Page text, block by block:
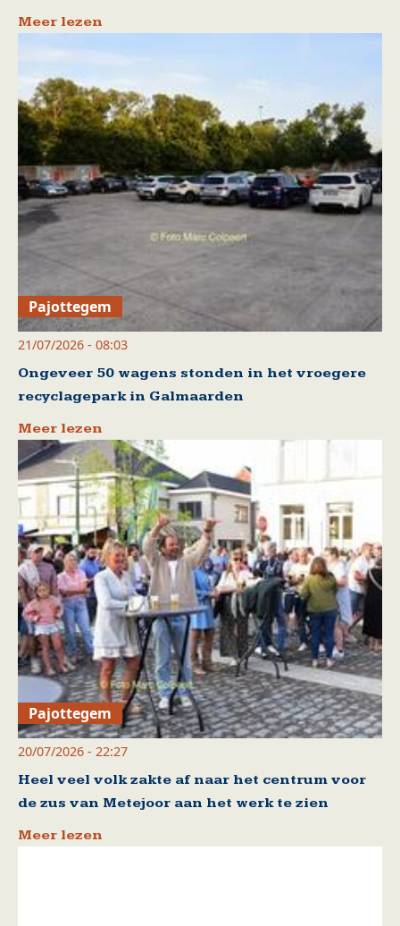
Meer lezen
Pajottegem
21/07/2026 - 08:03
Ongeveer 50 wagens stonden in het vroegere
recyclagepark in Galmaarden
Meer lezen
Pajottegem
20/07/2026 - 22:27
Heel veel volk zakte af naar het centrum voor
de zus van Metejoor aan het werk te zien
Meer lezen